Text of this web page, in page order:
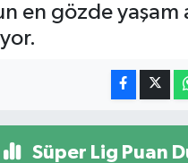
en gözde yaşam
Süper Lig Puan